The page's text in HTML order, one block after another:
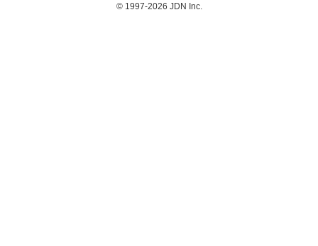
© 1997-2026 JDN Inc.